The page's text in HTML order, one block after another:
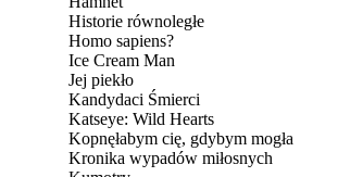
Historie równoległe
Homo sapiens?
Ice Cream Man
Jej piekło
Kandydaci Śmierci
Katseye: Wild Hearts
Kopnęłabym cię, gdybym mogła
Kronika wypadów miłosnych